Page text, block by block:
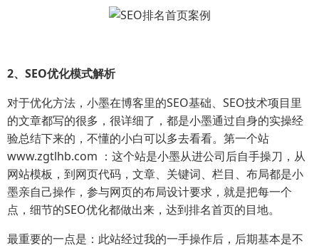
2、SEO优化模式解析
对于优化方法，小墨在博客里的SEO基础、SEO技术项目里
的文章都写的很多，很详细了，都是小墨通过自身的实操经
验总结下来的，不懂的小白可以多去看看。第一个站
www.zgtlhb.com ：这个站是小墨从进公司后自手操刀，从
网站模板，到网页代码，文章、关键词、栏目、布局都是小
墨亲自己操作，参与网页的布局设计要求，就是把每一个
点，细节的SEO优化都做出来，达到排名首页的目地。
最重要的一点是：此站经过我的一手操作后，后期基本是不